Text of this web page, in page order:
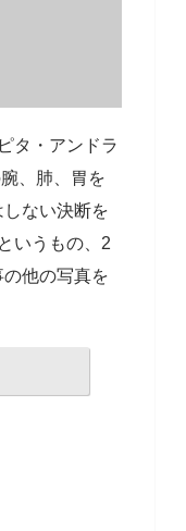
タ・アンドラ
、肺、胃を
ない決断を
いうもの、2
他の写真を